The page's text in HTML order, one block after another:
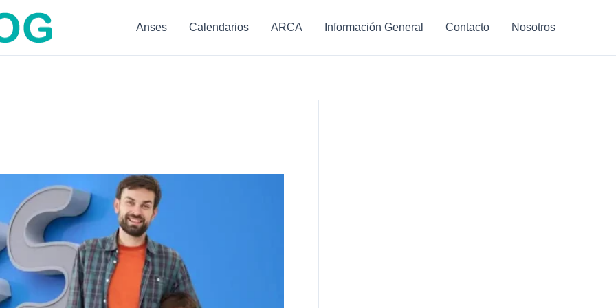
Anses Calendarios ARCA Información General Contacto Nosotros